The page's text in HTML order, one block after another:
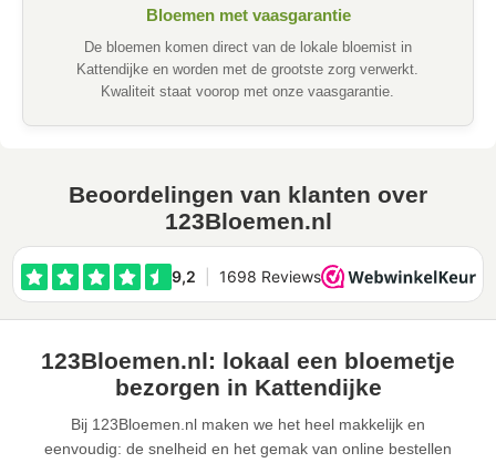
Bloemen met vaasgarantie
De bloemen komen direct van de lokale bloemist in
Kattendijke en worden met de grootste zorg verwerkt.
Kwaliteit staat voorop met onze vaasgarantie.
Beoordelingen van klanten over
123Bloemen.nl
123Bloemen.nl: lokaal een bloemetje
bezorgen in Kattendijke
Bij 123Bloemen.nl maken we het heel makkelijk en
eenvoudig: de snelheid en het gemak van online bestellen